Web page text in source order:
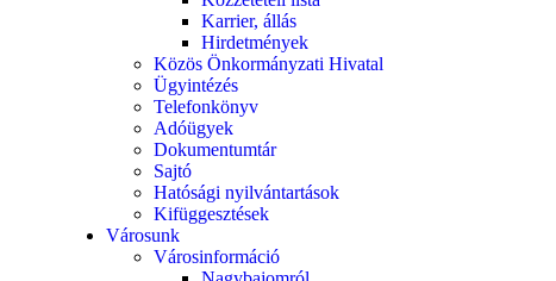
Karrier, állás
Hirdetmények
Közös Önkormányzati Hivatal
Ügyintézés
Telefonkönyv
Adóügyek
Dokumentumtár
Sajtó
Hatósági nyilvántartások
Kifüggesztések
Városunk
Városinformáció